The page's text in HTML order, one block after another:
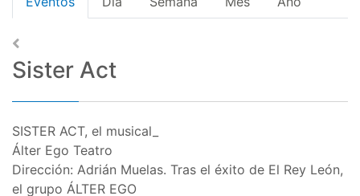
Sister Act
SISTER ACT, el musical_
Álter Ego Teatro
Dirección: Adrián Muelas. Tras el éxito de El Rey León,
el grupo ÁLTER EGO